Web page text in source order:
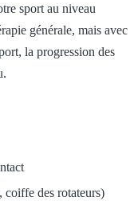
sport au niveau
générale, mais avec
la progression des
coiffe des rotateurs)